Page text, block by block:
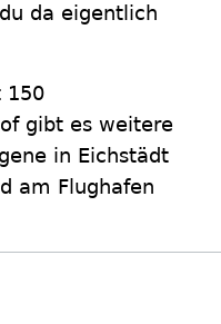
da eigentlich
150
gibt es weitere
in Eichstädt
am Flughafen